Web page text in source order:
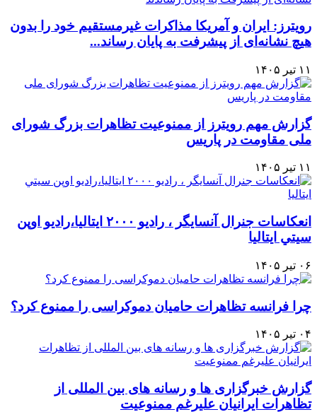
رویترز: ایران و آمریکا مذاکرات غیرمستقیم خود را بدون
هیچ نشانه‌ای از پیشرفت به پایان رساند...
۱۱ تیر ۱۴۰۵
گزارش مهم رویترز از ممنوعیت تظاهرات بزرگ شورای
ملی مقاومت در پاریس
۱۱ تیر ۱۴۰۵
انعكاسات جنرال آنسايگر ، راديو ۲۰۰۰ ايتاليا،راديو اوپن
سيتي ايتاليا
۰۶ تیر ۱۴۰۵
چرا فرانسه تظاهرات حامیان دموکراسی را ممنوع کرد؟
۰۴ تیر ۱۴۰۵
گزارش خبرگزاری ها و رسانه های بین المللی از
تظاهرات ایرانیان علیرغم ممنوعیت